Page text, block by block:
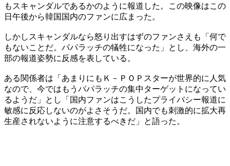
もスキャンダルであるかのように報道した。この映像はこの
日午後から韓国国内のファンに広まった。
しかしスキャンダルなら怒り出すはずのファンさえも「何で
もないことだ。パパラッチの犠牲になった」とし、海外の一
部の報道姿勢に反感を表している。
ある関係者は「あまりにもＫ－ＰＯＰスターが世界的に人気
なので、今ではもうパパラッチの集中ターゲットになってい
るようだ」とし「国内ファンはこうしたプライバシー報道に
敏感に反応しないのがよさそうだ。国内でも刺激的に拡大再
生産されないように注意するべきだ」と語った。